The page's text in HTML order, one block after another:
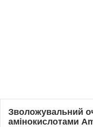
Зволожувальний
амінокислотами